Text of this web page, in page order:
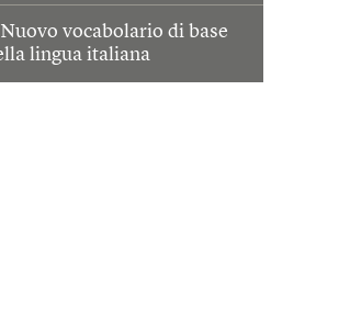
vocabolario di base
lingua italiana